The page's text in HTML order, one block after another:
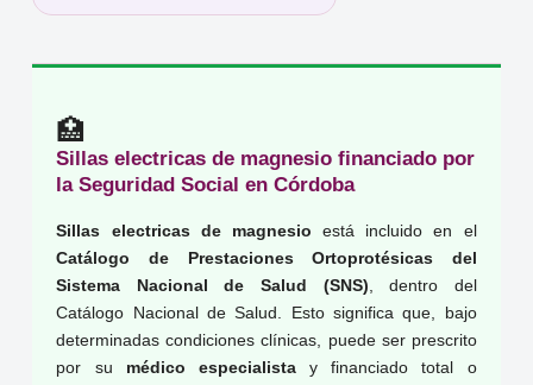
🏥
Sillas electricas de magnesio financiado por
la Seguridad Social en Córdoba
Sillas electricas de magnesio está incluido en el
Catálogo de Prestaciones Ortoprotésicas del
Sistema Nacional de Salud (SNS), dentro del
Catálogo Nacional de Salud. Esto significa que, bajo
determinadas condiciones clínicas, puede ser prescrito
por su médico especialistay financiado total o